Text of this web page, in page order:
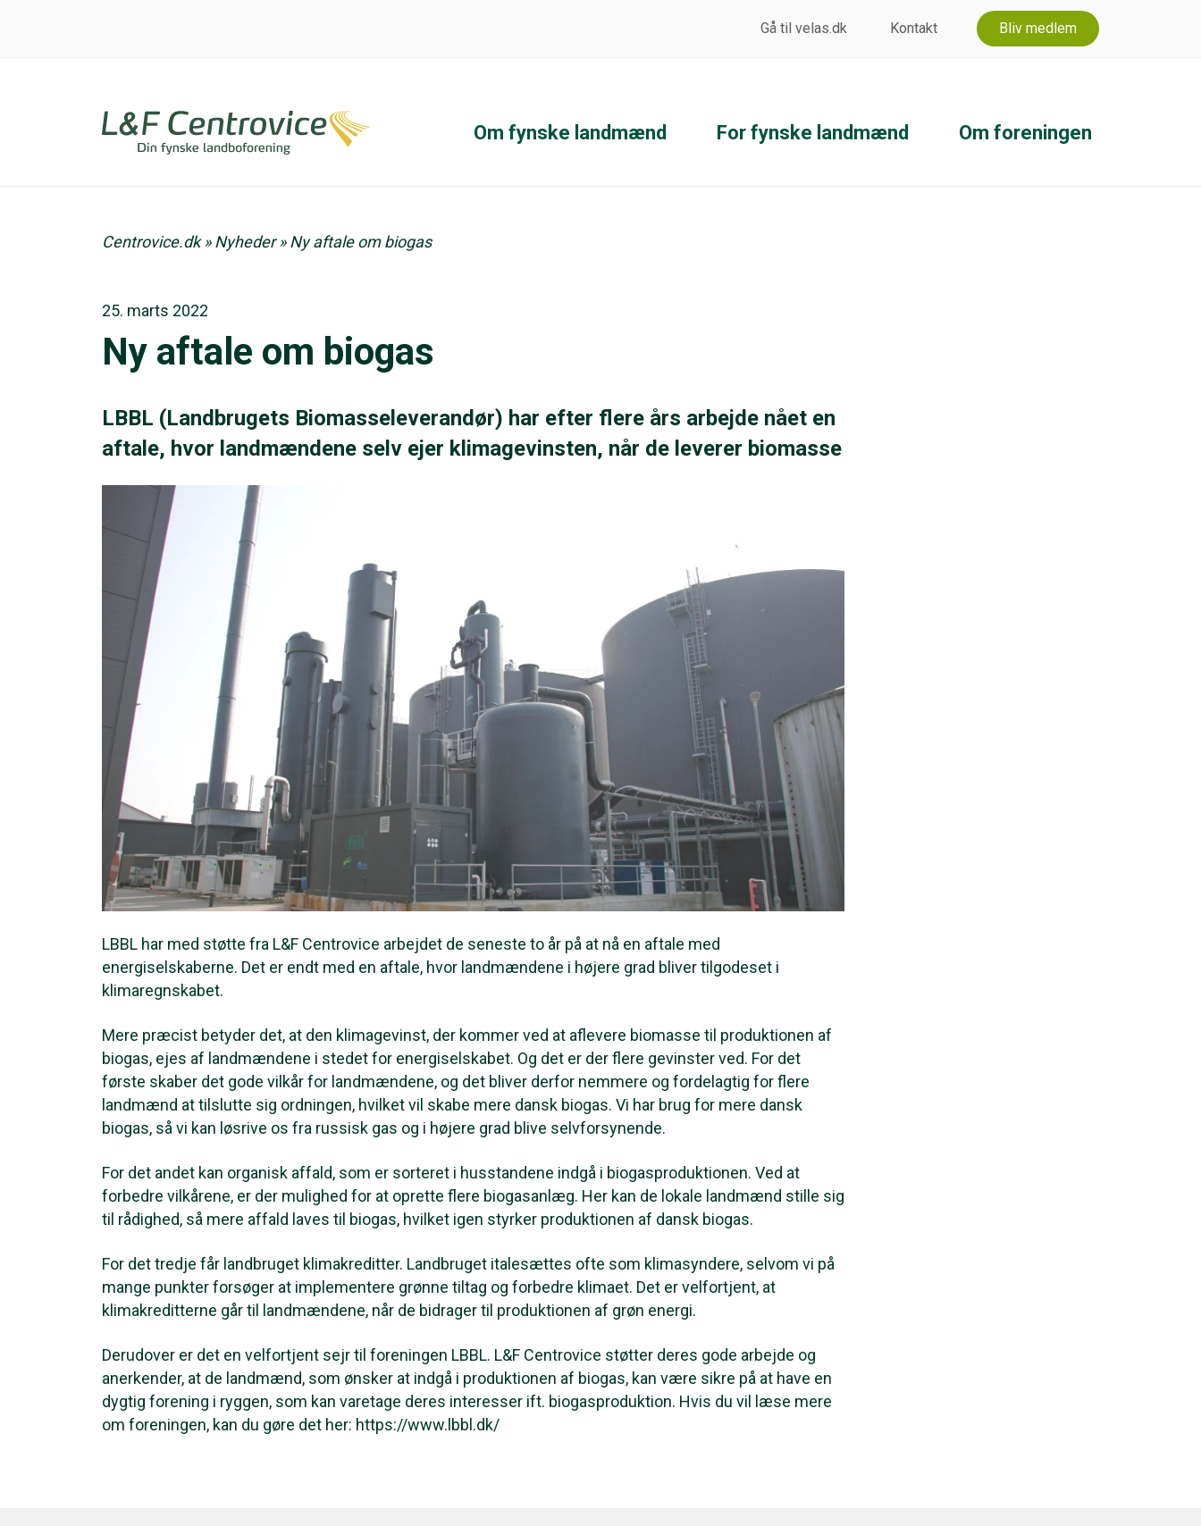
Gå til velas.dk Kontakt Bliv medlem
Om fynske landmænd For fynske landmænd Om foreningen
Centrovice.dk»Nyheder»Ny aftale om biogas
25. marts 2022
Ny aftale om biogas
LBBL (Landbrugets Biomasseleverandør) har efter flere års arbejde nået en
aftale, hvor landmændene selv ejer klimagevinsten, når de leverer biomasse
LBBL har med støtte fra L&F Centrovice arbejdet de seneste to år på at nå en aftale med
energiselskaberne. Det er endt med en aftale, hvor landmændene i højere grad bliver tilgodeset i
klimaregnskabet.
Mere præcist betyder det, at den klimagevinst, der kommer ved at aflevere biomasse til produktionen af
biogas, ejes af landmændene i stedet for energiselskabet. Og det er der flere gevinster ved. For det
første skaber det gode vilkår for landmændene, og det bliver derfor nemmere og fordelagtig for flere
landmænd at tilslutte sig ordningen, hvilket vil skabe mere dansk biogas. Vi har brug for mere dansk
biogas, så vi kan løsrive os fra russisk gas og i højere grad blive selvforsynende.
For det andet kan organisk affald, som er sorteret i husstandene indgå i biogasproduktionen. Ved at
forbedre vilkårene, er der mulighed for at oprette flere biogasanlæg. Her kan de lokale landmænd stille sig
til rådighed, så mere affald laves til biogas, hvilket igen styrker produktionen af dansk biogas.
For det tredje får landbruget klimakreditter. Landbruget italesættes ofte som klimasyndere, selvom vi på
mange punkter forsøger at implementere grønne tiltag og forbedre klimaet. Det er velfortjent, at
klimakreditterne går til landmændene, når de bidrager til produktionen af grøn energi.
Derudover er det en velfortjent sejr til foreningen LBBL. L&F Centrovice støtter deres gode arbejde og
anerkender, at de landmænd, som ønsker at indgå i produktionen af biogas, kan være sikre på at have en
dygtig forening i ryggen, som kan varetage deres interesser ift. biogasproduktion. Hvis du vil læse mere
om foreningen, kan du gøre det her: https://www.lbbl.dk/